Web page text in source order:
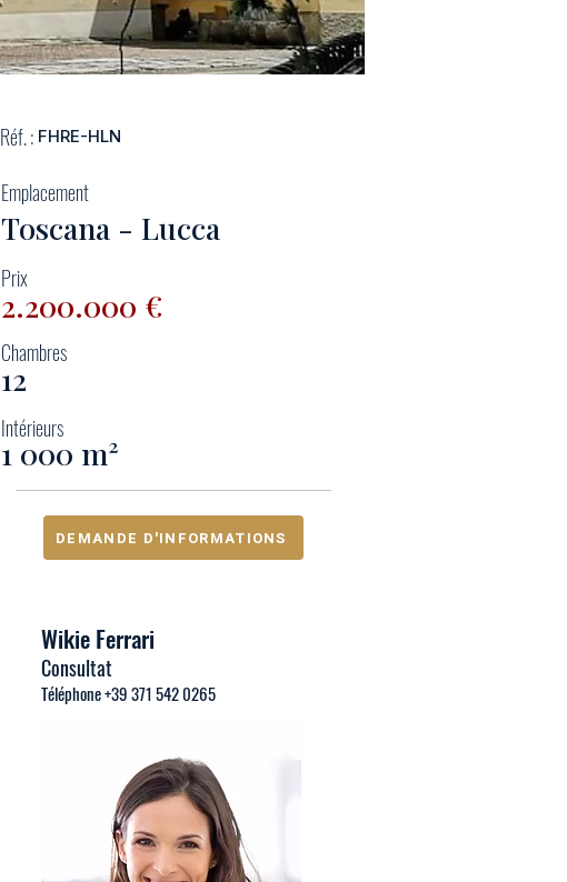
Réf. : FHRE-HLN
Emplacement
Toscana - Lucca
Prix
2.200.000 €
Chambres
12
Intérieurs
1 000 m²
DEMANDE D'INFORMATIONS
Wikie Ferrari
Consultat
Téléphone +39 371 542 0265